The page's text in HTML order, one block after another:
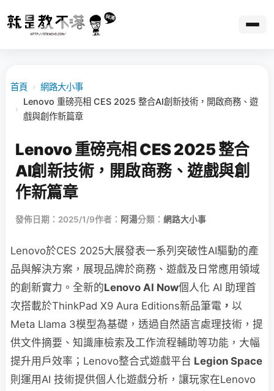
首頁 › 網路大小事
›
Lenovo 重磅亮相 CES 2025 整合AI創新技術，開啟商務、遊
戲與創作新篇章
Lenovo 重磅亮相 CES 2025 整合
AI創新技術，開啟商務、遊戲與創
作新篇章
發佈日期：2025/1/9作者： 阿湯分類： 網路大小事
Lenovo於CES 2025大展發表一系列突破性AI驅動的產
品與解決方案，展現品牌於商務、遊戲及日常應用領域
的創新實力。全新的Lenovo AI Now個人化 AI 助理首
次搭載於ThinkPad X9 Aura Editions新品筆電 ， 以
Meta Llama 3模型為基礎，透過自然語言處理技術，提
供文件摘要、知識庫檢索及工作流程輔助等功能，大幅
提升用戶效率；Lenovo整合式遊戲平台 Legion Space
則運用AI 技術提供個人化遊戲分析，讓玩家在Lenovo